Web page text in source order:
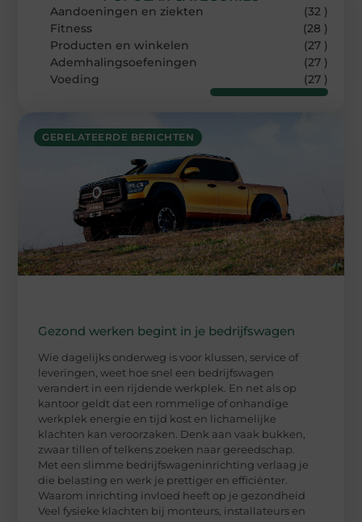
GERELATEERDE BERICHTEN
Gezond werken begint in je bedrijfswagen
Wie dagelijks onderweg is voor klussen, service of
leveringen, weet hoe snel een bedrijfswagen
verandert in een rijdende werkplek. En net als op
kantoor geldt dat een rommelige of onhandige
werkplek energie en tijd kost en lichamelijke
klachten kan veroorzaken. Denk aan vaak bukken,
zwaar tillen of telkens zoeken naar gereedschap.
Met een slimme bedrijfswageninrichting verlaag je
die belasting en werk je prettiger en efficiënter.
Waarom inrichting invloed heeft op je gezondheid
Veel fysieke klachten bij monteurs, installateurs en
Aandoeningen en ziekten
(32 )
Fitness
(28 )
Producten en winkelen
(27 )
Ademhalingsoefeningen
(27 )
Voeding
(27 )